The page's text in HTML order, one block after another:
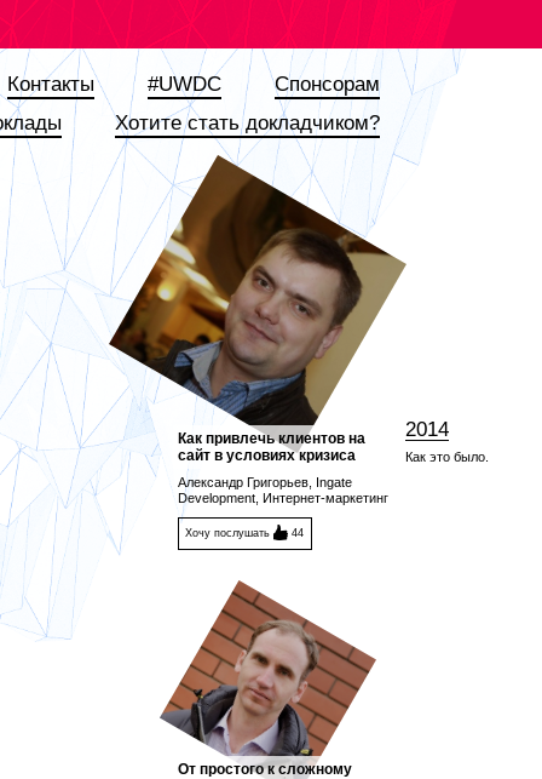
Контакты #UWDC
Спонсорам
Хотите стать докладчиком?
Как привлечь клиентов на
сайт в условиях кризиса
Александр Григорьев, Ingate
Development, Интернет-маркетинг
Хочу послушать 44
От простого к сложному
2014
Как это было.